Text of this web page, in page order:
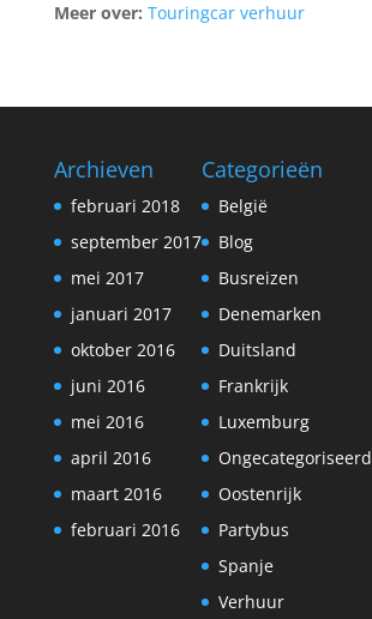
Meer over: Touringcar verhuur
Archieven
februari 2018
september 2017
mei 2017
januari 2017
oktober 2016
juni 2016
mei 2016
april 2016
maart 2016
februari 2016
Categorieën
België
Blog
Busreizen
Denemarken
Duitsland
Frankrijk
Luxemburg
Ongecategoriseerd
Oostenrijk
Partybus
Spanje
Verhuur